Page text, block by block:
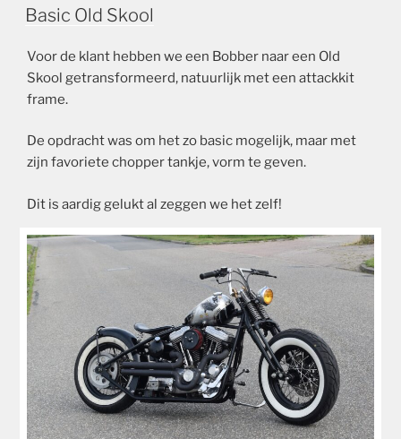
OP
Basic Old Skool
Voor de klant hebben we een Bobber naar een Old
Skool getransformeerd, natuurlijk met een attackkit
frame.
De opdracht was om het zo basic mogelijk, maar met
zijn favoriete chopper tankje, vorm te geven.
Dit is aardig gelukt al zeggen we het zelf!